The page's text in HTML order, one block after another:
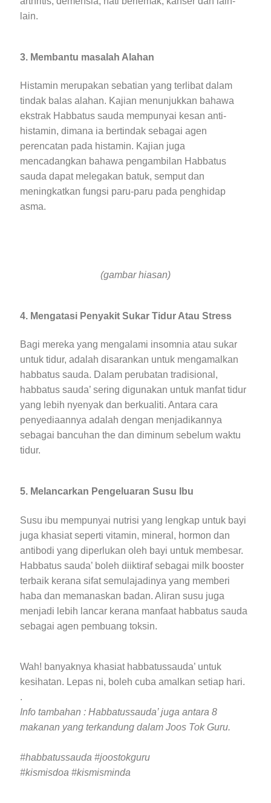
lain.
3. Membantu masalah Alahan
Histamin merupakan sebatian yang terlibat dalam
tindak balas alahan. Kajian menunjukkan bahawa
ekstrak Habbatus sauda mempunyai kesan anti-
histamin, dimana ia bertindak sebagai agen
perencatan pada histamin. Kajian juga
mencadangkan bahawa pengambilan Habbatus
sauda dapat melegakan batuk, semput dan
meningkatkan fungsi paru-paru pada penghidap
asma.
(gambar hiasan)
4. Mengatasi Penyakit Sukar Tidur Atau Stress
Bagi mereka yang mengalami insomnia atau sukar
untuk tidur, adalah disarankan untuk mengamalkan
habbatus sauda. Dalam perubatan tradisional,
habbatus sauda’ sering digunakan untuk manfat tidur
yang lebih nyenyak dan berkualiti. Antara cara
penyediaannya adalah dengan menjadikannya
sebagai bancuhan the dan diminum sebelum waktu
tidur.
5. Melancarkan Pengeluaran Susu Ibu
Susu ibu mempunyai nutrisi yang lengkap untuk bayi
juga khasiat seperti vitamin, mineral, hormon dan
antibodi yang diperlukan oleh bayi untuk membesar.
Habbatus sauda’ boleh diiktiraf sebagai milk booster
terbaik kerana sifat semulajadinya yang memberi
haba dan memanaskan badan. Aliran susu juga
menjadi lebih lancar kerana manfaat habbatus sauda
sebagai agen pembuang toksin.
Wah! banyaknya khasiat habbatussauda’ untuk
kesihatan. Lepas ni, boleh cuba amalkan setiap hari.
.
Info tambahan : Habbatussauda’ juga antara 8
makanan yang terkandung dalam Joos Tok Guru.
#habbatussauda #joostokguru
#kismisdoa #kismisminda